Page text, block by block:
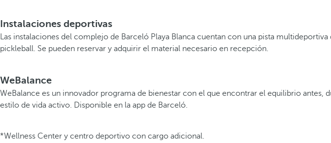
Instalaciones deportivas
Las instalaciones del complejo de Barceló Playa Blanca cuentan con una pista
pickleball. Se pueden reservar y adquirir el material necesario en recepción.
WeBalance
WeBalance es un innovador programa de bienestar con el que encontrar el equilibrio
estilo de vida activo. Disponible en la app de Barceló.
*Wellness Center y centro deportivo con cargo adicional.